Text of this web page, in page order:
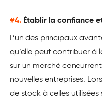
#4. Établir la confiance
L’un des principaux
qu’elle peut contribuer à
sur un marché
nouvelles entreprises.
de stock à celles utilisées